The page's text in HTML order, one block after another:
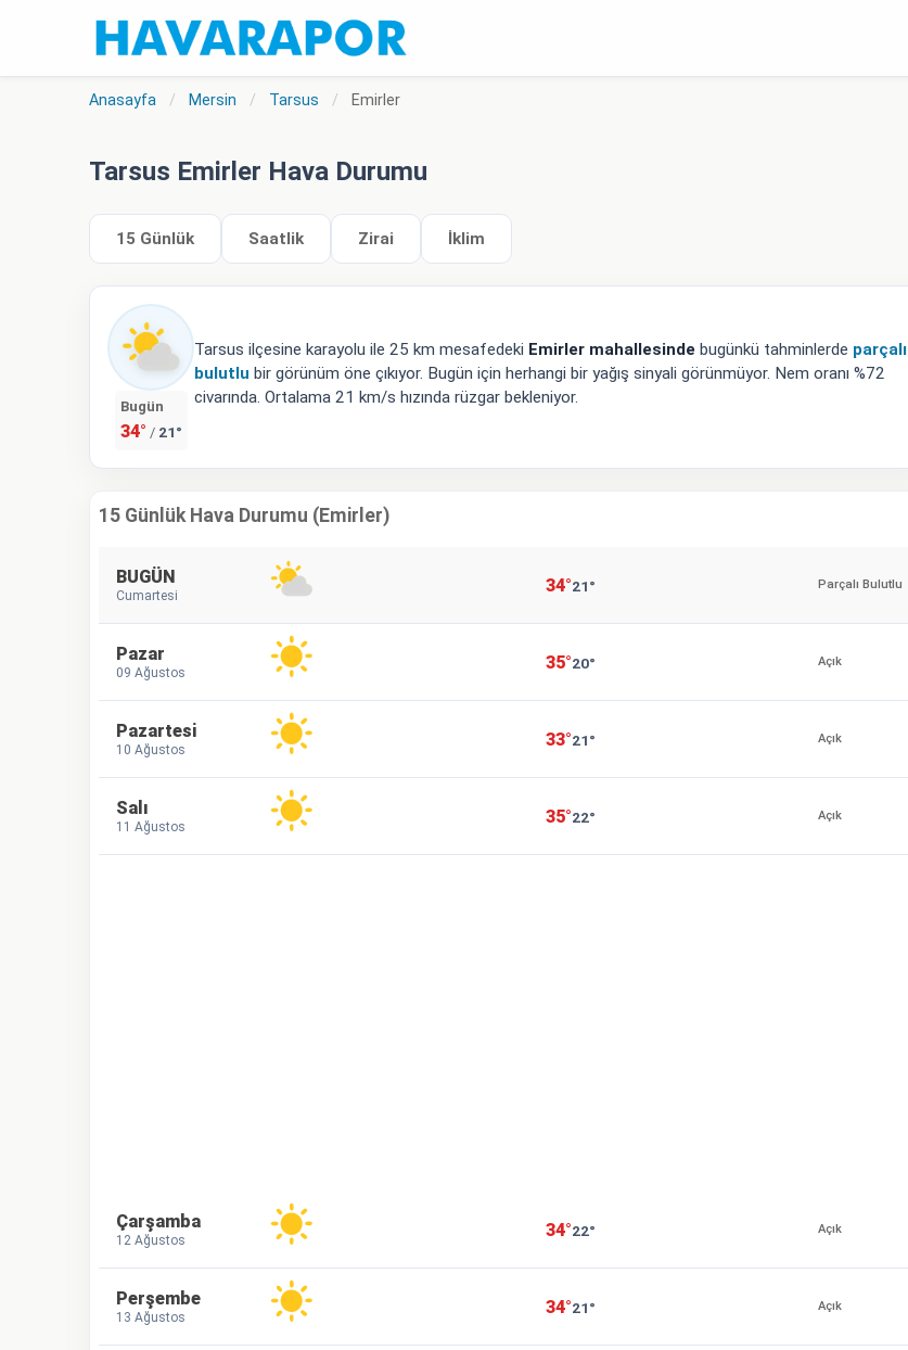
Anasayfa / Mersin / Tarsus / Emirler
Tarsus Emirler Hava Durumu
15 Günlük Saatlik Zirai İklim
Bugün
34° / 21°
Tarsus ilçesine karayolu ile 25 km mesafedeki Emirler mahallesinde bugünkü tahminlerde parçalı
bulutlu bir görünüm öne çıkıyor. Bugün için herhangi bir yağış sinyali görünmüyor. Nem oranı %72
civarında. Ortalama 21 km/s hızında rüzgar bekleniyor.
15 Günlük Hava Durumu (Emirler)
BUGÜN
Cumartesi 34°21° Parçalı Bulutlu
Pazar
09 Ağustos 35°20° Açık
Pazartesi
10 Ağustos 33°21° Açık
Salı
11 Ağustos 35°22° Açık
Çarşamba
12 Ağustos 34°22° Açık
Perşembe
13 Ağustos 34°21° Açık